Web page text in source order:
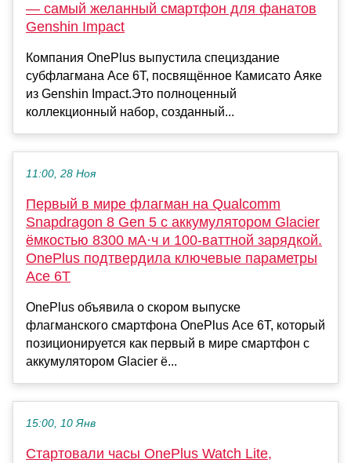
— самый желанный смартфон для фанатов
Genshin Impact
Компания OnePlus выпустила специздание
субфлагмана Ace 6T, посвящённое Камисато Аяке
из Genshin Impact.Это полноценный
коллекционный набор, созданный...
11:00, 28 Ноя
Первый в мире флагман на Qualcomm
Snapdragon 8 Gen 5 с аккумулятором Glacier
ёмкостью 8300 мА·ч и 100-ваттной зарядкой.
OnePlus подтвердила ключевые параметры
Ace 6T
OnePlus объявила о скором выпуске
флагманского смартфона OnePlus Ace 6T, который
позиционируется как первый в мире смартфон с
аккумулятором Glacier ё...
15:00, 10 Янв
Стартовали часы OnePlus Watch Lite,